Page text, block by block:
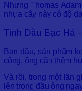
Nhưng Thomas
nhựa cây này có độ
Tinh Dầu Bạc Hà
Ban đầu, sản phẩm
công, ông cần thêm
Và rồi, trong một lần
lên trong đầu ông